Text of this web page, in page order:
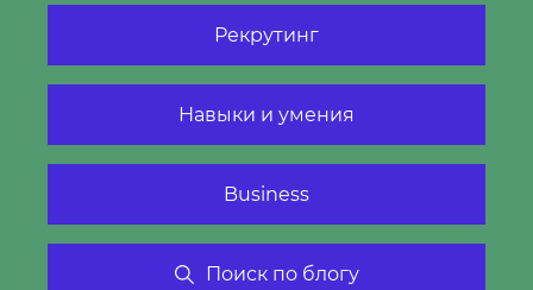
Рекрутинг
Навыки и умения
Business
Поиск по блогу